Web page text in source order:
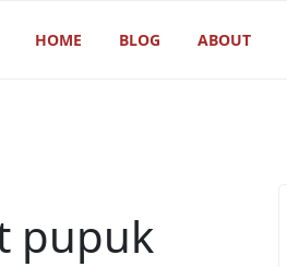
HOME BLOG ABOUT
pupuk